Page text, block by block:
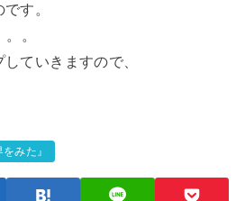
す。
。
ていきますので、
みた』